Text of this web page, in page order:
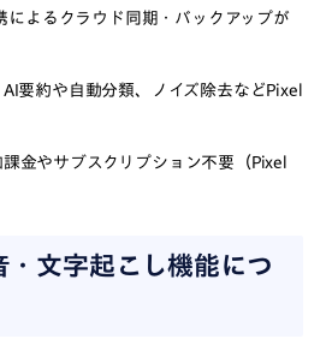
によるクラウド同期・バックアップが
要約や自動分類、ノイズ除去などPixel
金やサブスクリプション不要（Pixel
文字起こし機能につ